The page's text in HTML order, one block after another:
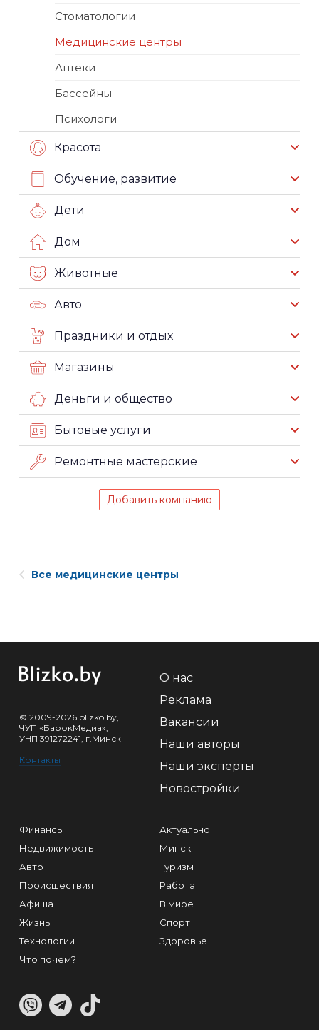
Стоматологии
Медицинские центры
Аптеки
Бассейны
Психологи
Красота
Обучение, развитие
Дети
Дом
Животные
Авто
Праздники и отдых
Магазины
Деньги и общество
Бытовые услуги
Ремонтные мастерские
Добавить компанию
Все медицинские центры
© 2009-2026 blizko.by,
ЧУП «БарокМедиа»,
УНП 391272241, г.Минск
Контакты
О нас
Реклама
Вакансии
Наши авторы
Наши эксперты
Новостройки
Финансы
Недвижимость
Авто
Происшествия
Афиша
Жизнь
Технологии
Что почем?
Актуально
Минск
Туризм
Работа
В мире
Спорт
Здоровье